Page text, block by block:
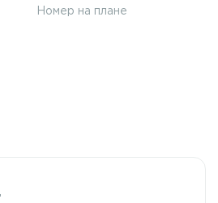
Номер на плане